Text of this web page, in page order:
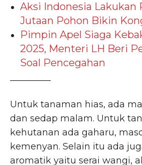
Aksi Indonesia Lakukan
Jutaan Pohon Bikin
Pimpin Apel Siaga
2025, Menteri LH Beri
Soal Pencegahan
Untuk tanaman hias, ada
dan sedap malam. Untuk
kehutanan ada gaharu,
kemenyan. Selain itu ada
aromatik yaitu serai wangi,